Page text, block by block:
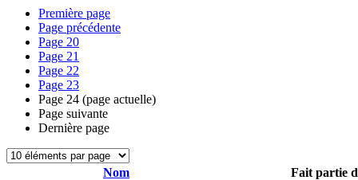
Première page
Page précédente
Page 20
Page 21
Page 22
Page 23
Page 24 (page actuelle)
Page suivante
Dernière page
Nom
Fait partie